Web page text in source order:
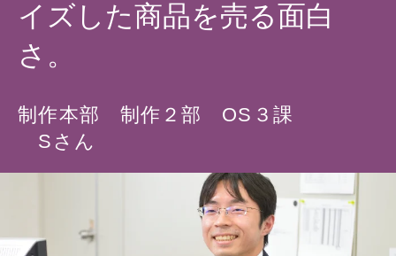
イズした商品を売る面白
さ。
制作本部 制作２部 OS３課
Sさん